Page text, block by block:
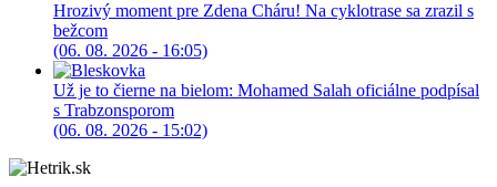
Hrozivý moment pre Zdena Cháru! Na cyklotrase sa zrazil s
bežcom
(06. 08. 2026 - 16:05)
Už je to čierne na bielom: Mohamed Salah oficiálne podpísal
s Trabzonsporom
(06. 08. 2026 - 15:02)